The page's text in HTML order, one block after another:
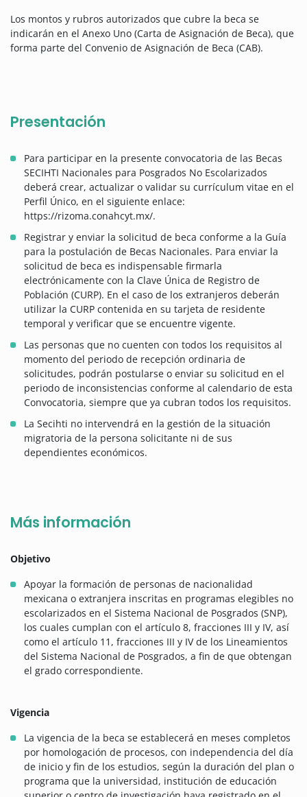
Los montos y rubros autorizados que cubre la beca se
indicarán en el Anexo Uno (Carta de Asignación de Beca), que
forma parte del Convenio de Asignación de Beca (CAB).
Presentación
Para participar en la presente convocatoria de las Becas
SECIHTI Nacionales para Posgrados No Escolarizados
deberá crear, actualizar o validar su currículum vitae en el
Perfil Único, en el siguiente enlace:
https://rizoma.conahcyt.mx/.
Registrar y enviar la solicitud de beca conforme a la Guía
para la postulación de Becas Nacionales. Para enviar la
solicitud de beca es indispensable firmarla
electrónicamente con la Clave Única de Registro de
Población (CURP). En el caso de los extranjeros deberán
utilizar la CURP contenida en su tarjeta de residente
temporal y verificar que se encuentre vigente.
Las personas que no cuenten con todos los requisitos al
momento del periodo de recepción ordinaria de
solicitudes, podrán postularse o enviar su solicitud en el
periodo de inconsistencias conforme al calendario de esta
Convocatoria, siempre que ya cubran todos los requisitos.
La Secihti no intervendrá en la gestión de la situación
migratoria de la persona solicitante ni de sus
dependientes económicos.
Más información
Objetivo
Apoyar la formación de personas de nacionalidad
mexicana o extranjera inscritas en programas elegibles no
escolarizados en el Sistema Nacional de Posgrados (SNP),
los cuales cumplan con el artículo 8, fracciones III y IV, así
como el artículo 11, fracciones III y IV de los Lineamientos
del Sistema Nacional de Posgrados, a fin de que obtengan
el grado correspondiente.
Vigencia
La vigencia de la beca se establecerá en meses completos
por homologación de procesos, con independencia del día
de inicio y fin de los estudios, según la duración del plan o
programa que la universidad, institución de educación